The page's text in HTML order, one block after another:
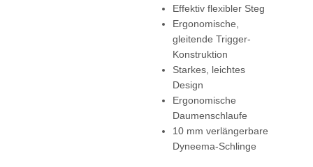
Effektiv flexibler Steg
Ergonomische,
gleitende Trigger-
Konstruktion
Starkes, leichtes
Design
Ergonomische
Daumenschlaufe
10 mm verlängerbare
Dyneema-Schlinge